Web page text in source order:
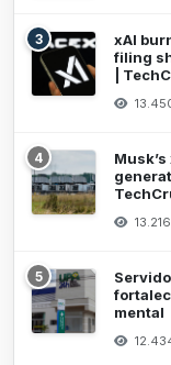
3
xAI
filing
|
4
13.216
5
mental